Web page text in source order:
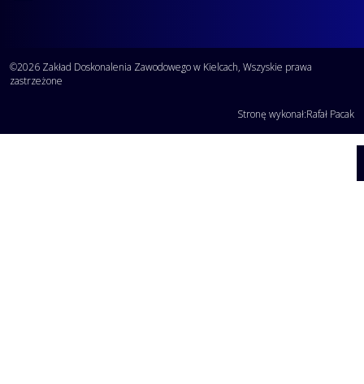
©2026 Zakład Doskonalenia Zawodowego w Kielcach, Wszyskie prawa
zastrzeżone
Stronę wykonał:Rafał Pacak